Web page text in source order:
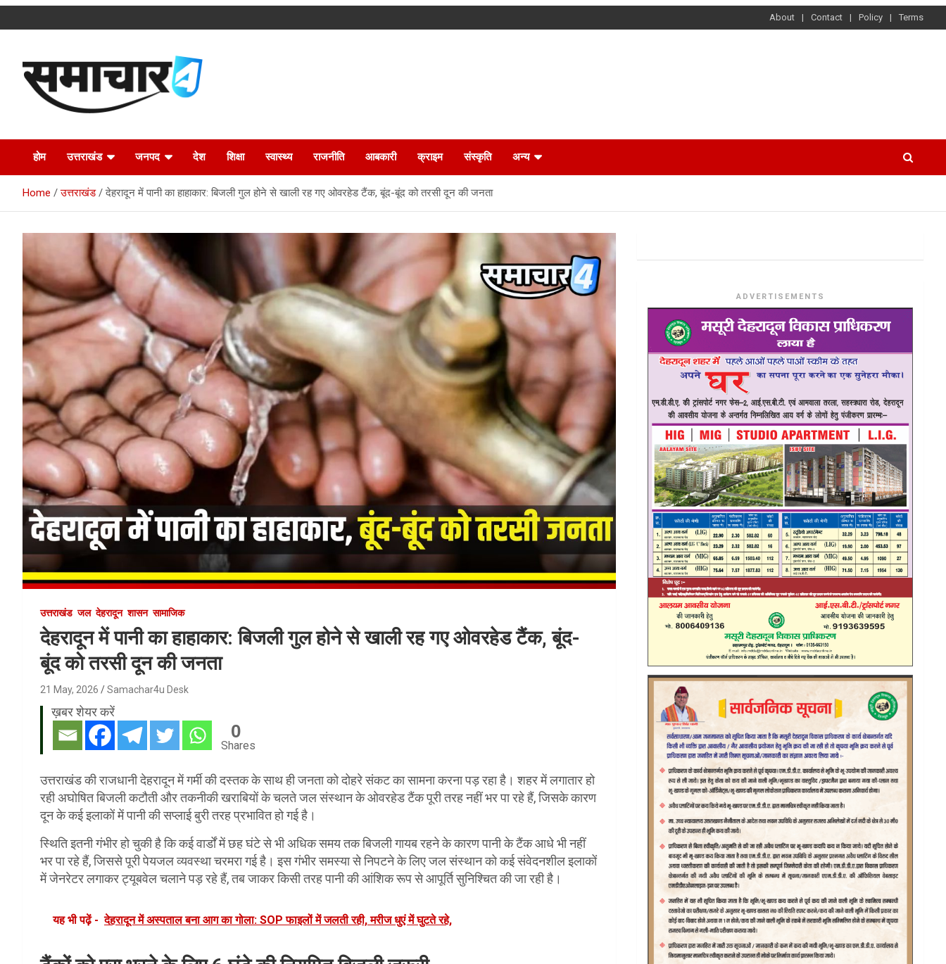
to
About Contact Policy Terms
Samachar4u
होम उत्तराखंड जनपद देश शिक्षा स्वास्थ्य राजनीति आबकारी क्राइम संस्कृति अन्य
Home उत्तराखंड देहरादून में पानी का हाहाकार: बिजली गुल होने से खाली रह गए ओवरहेड टैंक, बूंद-बूंद को तरसी दून की जनता
उत्तराखंड जल देहरादून शासन सामाजिक
देहरादून में पानी का हाहाकार: बिजली गुल होने से खाली रह गए ओवरहेड टैंक, बूंद-
बूंद को तरसी दून की जनता
21 May, 2026 Samachar4u Desk
ख़बर शेयर करें
0
Shares
उत्तराखंड की राजधानी देहरादून में गर्मी की दस्तक के साथ ही जनता को दोहरे संकट का सामना करना पड़ रहा है। शहर में लगातार हो
रही अघोषित बिजली कटौती और तकनीकी खराबियों के चलते जल संस्थान के ओवरहेड टैंक पूरी तरह नहीं भर पा रहे हैं, जिसके कारण
दून के कई इलाकों में पानी की सप्लाई बुरी तरह प्रभावित हो गई है।
स्थिति इतनी गंभीर हो चुकी है कि कई वार्डों में छह घंटे से भी अधिक समय तक बिजली गायब रहने के कारण पानी के टैंक आधे भी नहीं
भर पा रहे हैं, जिससे पूरी पेयजल व्यवस्था चरमरा गई है। इस गंभीर समस्या से निपटने के लिए जल संस्थान को कई संवेदनशील इलाकों
में जेनरेटर लगाकर ट्यूबवेल चलाने पड़ रहे हैं, तब जाकर किसी तरह पानी की आंशिक रूप से आपूर्ति सुनिश्चित की जा रही है।
यह भी पढ़ें - देहरादून में अस्पताल बना आग का गोला: SOP फाइलों में जलती रही, मरीज धुएं में घुटते रहे,
ADVERTISEMENTS